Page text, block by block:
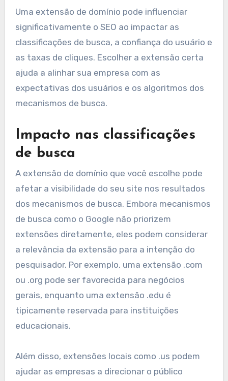
Uma extensão de domínio pode influenciar
significativamente o SEO ao impactar as
classificações de busca, a confiança do usuário e
as taxas de cliques. Escolher a extensão certa
ajuda a alinhar sua empresa com as
expectativas dos usuários e os algoritmos dos
mecanismos de busca.
Impacto nas classificações
de busca
A extensão de domínio que você escolhe pode
afetar a visibilidade do seu site nos resultados
dos mecanismos de busca. Embora mecanismos
de busca como o Google não priorizem
extensões diretamente, eles podem considerar
a relevância da extensão para a intenção do
pesquisador. Por exemplo, uma extensão .com
ou .org pode ser favorecida para negócios
gerais, enquanto uma extensão .edu é
tipicamente reservada para instituições
educacionais.
Além disso, extensões locais como .us podem
ajudar as empresas a direcionar o público